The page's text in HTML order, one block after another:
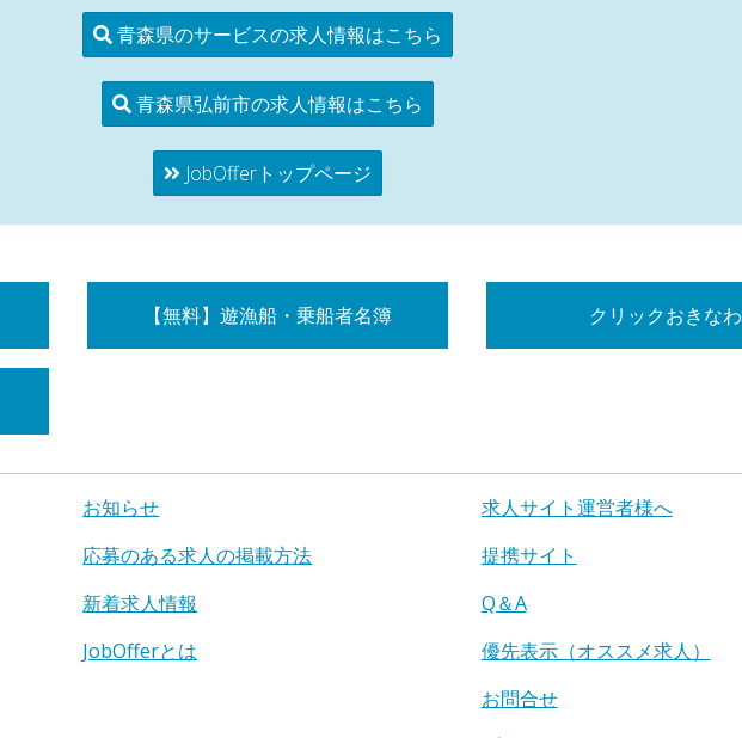
青森県のサービスの求人情報はこちら
青森県弘前市の求人情報はこちら
JobOfferトップページ
【無料】遊漁船・乗船者名簿 クリックおきなわ
お知らせ
応募のある求人の掲載方法
新着求人情報
JobOfferとは
求人サイト運営者様へ
提携サイト
Q＆A
優先表示（オススメ求人）
お問合せ